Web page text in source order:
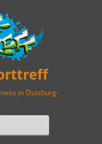
in Duisburg-